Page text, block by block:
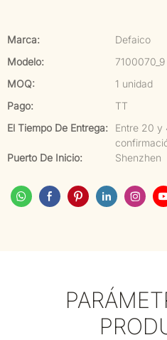
Marca:
Defaico
Modelo:
7100070_9
MOQ:
1 unidad
Pago:
TT
El Tiempo De Entrega:
Entre 20 y
Puerto De Inicio:
Shenzhen